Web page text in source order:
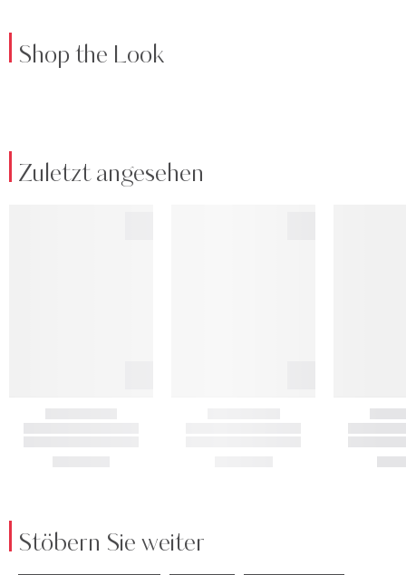
Shop the Look
Zuletzt angesehen
Stöbern Sie weiter